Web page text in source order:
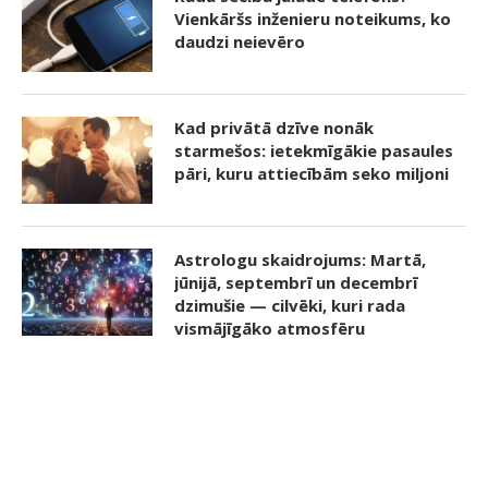
Vienkāršs inženieru noteikums, ko
daudzi neievēro
Kad privātā dzīve nonāk
starmešos: ietekmīgākie pasaules
pāri, kuru attiecībām seko miljoni
Astrologu skaidrojums: Martā,
jūnijā, septembrī un decembrī
dzimušie — cilvēki, kuri rada
vismājīgāko atmosfēru